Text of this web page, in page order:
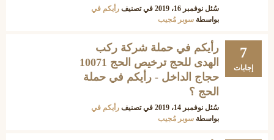
سُئل نوفمبر 16، 2019 في تصنيف رأيكم في
بواسطة سوبر مُجيب
7
إجابات
رأيكم في حملة شركة ركب
الهدى للحج ترخيص الحج 10071
حجاج الداخل - رأيكم في حملة
الحج ؟
سُئل نوفمبر 14، 2019 في تصنيف رأيكم في
بواسطة سوبر مُجيب